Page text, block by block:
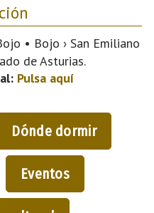
• Bojo › San Emiliano
de Asturias.
Pulsa aquí
Dónde dormir
Eventos